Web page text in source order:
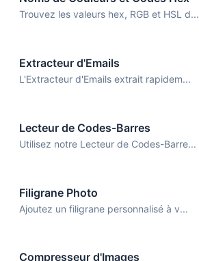
Trouvez les valeurs hex, RGB et HSL d...
Extracteur d'Emails
L'Extracteur d'Emails extrait rapidem...
Lecteur de Codes-Barres
Utilisez notre Lecteur de Codes-Barre...
Filigrane Photo
Ajoutez un filigrane personnalisé à v...
Compresseur d'Images